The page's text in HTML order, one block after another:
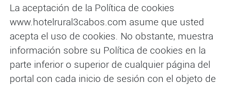
La aceptación de la Política de cookies
www.hotelrural3cabos.com asume que usted
acepta el uso de cookies. No obstante, muestra
información sobre su Política de cookies en la
parte inferior o superior de cualquier página del
portal con cada inicio de sesión con el objeto de